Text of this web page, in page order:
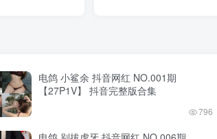
电鸽 小鲨余 抖音网红 NO.001期
【27P1V】 抖音完整版合集
796